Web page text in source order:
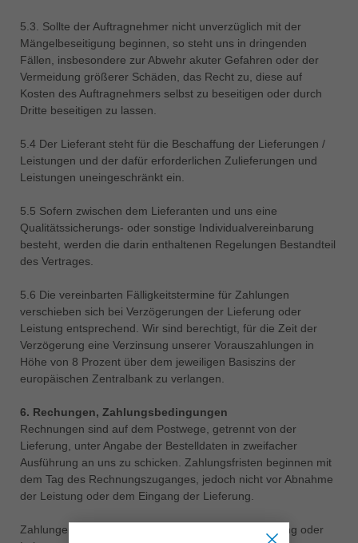
5.3. Sollte der Auftragnehmer nicht unverzüglich mit der
Mängelbeseitigung beginnen, so steht uns in dringenden
Fällen, insbesondere zur Abwehr akuter Gefahren oder der
Vermeidung größerer Schäden, das Recht zu, diese auf
Kosten des Auftragnehmers selbst zu beseitigen oder durch
Dritte beseitigen zu lassen.
5.4 Der Lieferant steht für die Beschaffung der Lieferungen /
Leistungen und der dafür erforderlichen Zulieferungen und
Leistungen uneingeschränkt ein.
5.5 Sofern zwischen dem Lieferanten und uns eine
Qualitätssicherungs- oder sonstige Individualvereinbarung
besteht, werden die darin enthaltenen Regelungen Bestandteil
des Vertrages.
5.6 Die vereinbarten Fälligkeitstermine für Zahlungen
verschieben sich bei Verzögerungen der Lieferung oder
Leistung entsprechend. Wir sind berechtigt, für die Zeit der
Verzögerung eine Verzinsung unserer Vorauszahlungen in
Höhe von 8 Prozent über dem jeweiligen Basiszins der
europäischen Zentralbank zu verlangen.
6. Rechungen, Zahlungsbedingungen
Rechnungen sind auf dem Postwege, getrennt von der
Lieferung, unter Angabe der Bestelldaten in zweifacher
Ausführung an uns zu schicken. Zahlungsfristen beginnen mit
dem Tag des Rechnungszuganges, jedoch nicht vor Abnahme
der Leistung oder dem Eingang der Lieferung.
Zahlungen bedeuten keine Anerkennung der Lieferung oder